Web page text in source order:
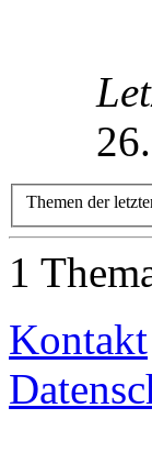
Themen der
1
Kontakt